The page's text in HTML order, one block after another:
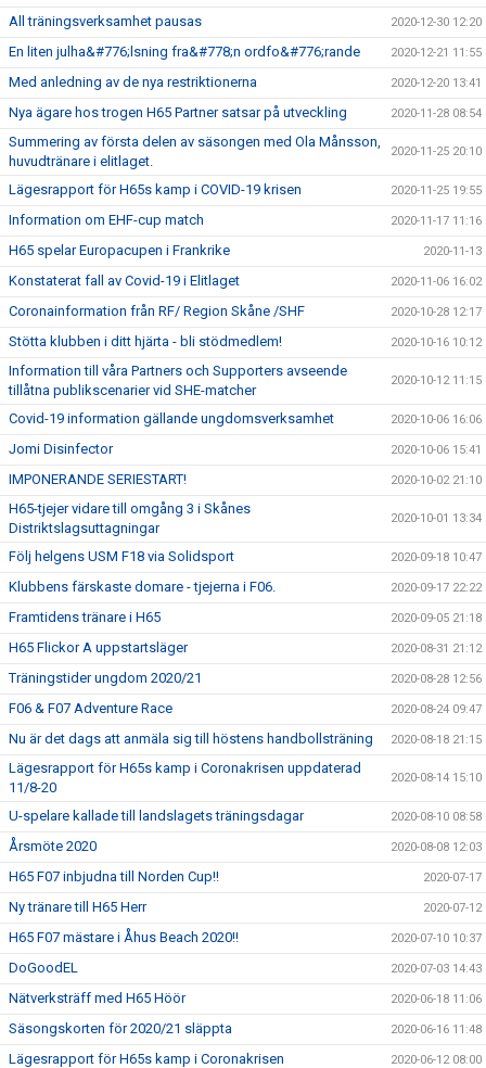
All träningsverksamhet pausas 2020-12-30 12:20
En liten julha&#776;lsning fra&#778;n ordfo&#776;rande 2020-12-21 11:55
Med anledning av de nya restriktionerna 2020-12-20 13:41
Nya ägare hos trogen H65 Partner satsar på utveckling 2020-11-28 08:54
Summering av första delen av säsongen med Ola Månsson,
huvudtränare i elitlaget.
2020-11-25 20:10
Lägesrapport för H65s kamp i COVID-19 krisen 2020-11-25 19:55
Information om EHF-cup match 2020-11-17 11:16
H65 spelar Europacupen i Frankrike 2020-11-13
Konstaterat fall av Covid-19 i Elitlaget 2020-11-06 16:02
Coronainformation från RF/ Region Skåne /SHF 2020-10-28 12:17
Stötta klubben i ditt hjärta - bli stödmedlem! 2020-10-16 10:12
Information till våra Partners och Supporters avseende
tillåtna publikscenarier vid SHE-matcher
2020-10-12 11:15
Covid-19 information gällande ungdomsverksamhet 2020-10-06 16:06
Jomi Disinfector 2020-10-06 15:41
IMPONERANDE SERIESTART! 2020-10-02 21:10
H65-tjejer vidare till omgång 3 i Skånes
Distriktslagsuttagningar
2020-10-01 13:34
Följ helgens USM F18 via Solidsport 2020-09-18 10:47
Klubbens färskaste domare - tjejerna i F06. 2020-09-17 22:22
Framtidens tränare i H65 2020-09-05 21:18
H65 Flickor A uppstartsläger 2020-08-31 21:12
Träningstider ungdom 2020/21 2020-08-28 12:56
F06 & F07 Adventure Race 2020-08-24 09:47
Nu är det dags att anmäla sig till höstens handbollsträning 2020-08-18 21:15
Lägesrapport för H65s kamp i Coronakrisen uppdaterad
11/8-20
2020-08-14 15:10
U-spelare kallade till landslagets träningsdagar 2020-08-10 08:58
Årsmöte 2020 2020-08-08 12:03
H65 F07 inbjudna till Norden Cup!! 2020-07-17
Ny tränare till H65 Herr 2020-07-12
H65 F07 mästare i Åhus Beach 2020!! 2020-07-10 10:37
DoGoodEL 2020-07-03 14:43
Nätverksträff med H65 Höör 2020-06-18 11:06
Säsongskorten för 2020/21 släppta 2020-06-16 11:48
Lägesrapport för H65s kamp i Coronakrisen 2020-06-12 08:00